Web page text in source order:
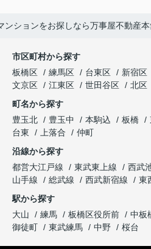
ンションをお探しなら万事屋不動産
市区町村から探す
板橋区
練馬区 台東区 新宿区
文京区
江東区 世田谷区
北区
町名から探す
豊玉北
豊玉中 本駒込 板橋
台東
上落合
仲町
沿線から探す
都営大江戸線
東武東上線 西武
山手線
総武線 西武新宿線 東
駅から探す
大山
練馬 板橋区役所前 中板
御徒町
東武練馬 中野 桜台